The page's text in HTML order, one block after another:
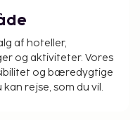
af hoteller,
og aktiviteter. Vores
og bæredygtige
rejse, som du vil.